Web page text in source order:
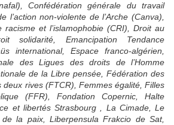
Confédération générale du travail
l’action non-violente de l’Arche (Canva),
racisme et l’islamophobie (CRI), Droit au
solidarité, Emancipation Tendance
international, Espace franco-algérien,
des Ligues des droits de l’Homme
de la Libre pensée, Fédération des
deux rives (FTCR), Femmes égalité, Filles
(FFR), Fondation Copernic, Halte
et libertés Strasbourg , La Cimade, Le
la paix, Liberpensula Frakcio de Sat,